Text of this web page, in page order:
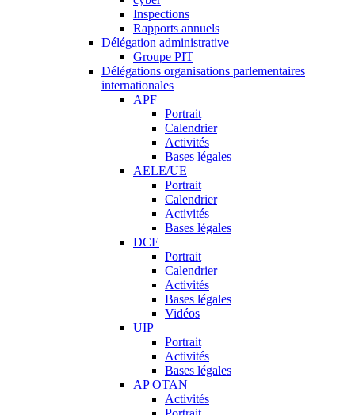
Inspections
Rapports annuels
Délégation administrative
Groupe PIT
Délégations organisations parlementaires
internationales
APF
Portrait
Calendrier
Activités
Bases légales
AELE/UE
Portrait
Calendrier
Activités
Bases légales
DCE
Portrait
Calendrier
Activités
Bases légales
Vidéos
UIP
Portrait
Activités
Bases légales
AP OTAN
Activités